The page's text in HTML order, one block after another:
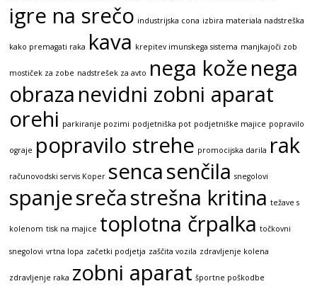
igre na srečo industrijska cona izbira materiala nadstreška
kako premagati raka kava krepitev imunskega sistema manjkajoči zob
mostiček za zobe nadstrešek za avto nega koženega
obraza nevidni zobni aparat
orehi parkiranje pozimi podjetniška pot podjetniške majice popravilo
ograje popravilo strehe promocijska darila rak
računovodski servis Koper sencasenčila snegolovi
spanjesrečastrešna kritina težave s
kolenom tisk na majice toplotna črpalka točkovni
snegolovi vrtna lopa začetki podjetja zaščita vozila zdravljenje kolena
zdravljenje raka zobni aparat športne poškodbe